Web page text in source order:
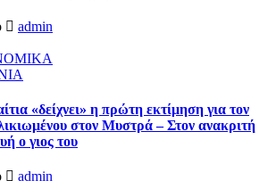
admin
«δείχνει» η πρώτη εκτίμηση για τον
στον Μυστρά – Στον ανακριτή
ο γιος του
admin